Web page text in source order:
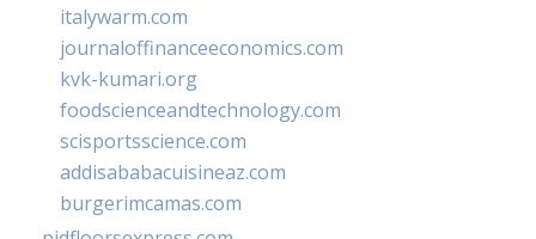
italywarm.com
journaloffinanceeconomics.com
kvk-kumari.org
foodscienceandtechnology.com
scisportsscience.com
addisababacuisineaz.com
burgerimcamas.com